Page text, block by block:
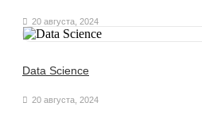
20 августа, 2024
Data Science
20 августа, 2024